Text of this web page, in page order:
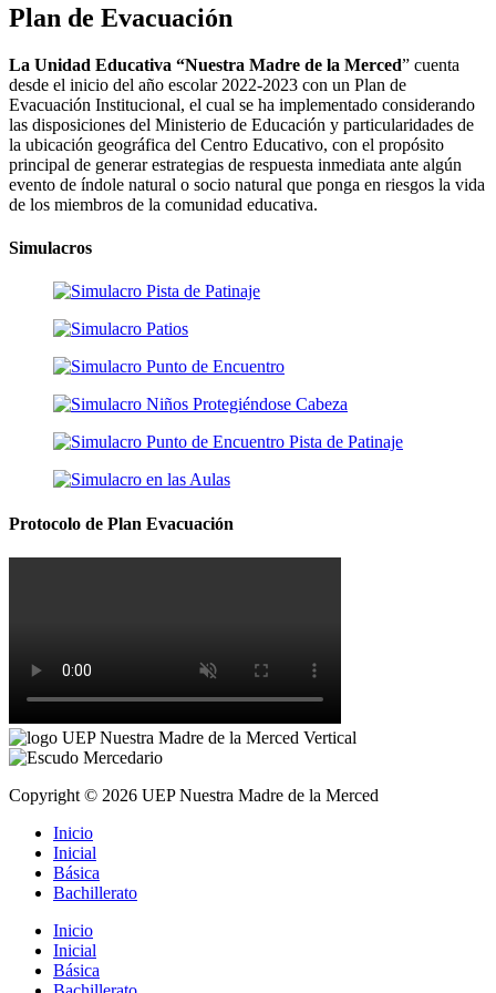
Plan de Evacuación
La Unidad Educativa “Nuestra Madre de la Merced” cuenta
desde el inicio del año escolar 2022-2023 con un Plan de
Evacuación Institucional, el cual se ha implementado considerando
las disposiciones del Ministerio de Educación y particularidades de
la ubicación geográfica del Centro Educativo, con el propósito
principal de generar estrategias de respuesta inmediata ante algún
evento de índole natural o socio natural que ponga en riesgos la vida
de los miembros de la comunidad educativa.
Simulacros
Protocolo de Plan Evacuación
Copyright © 2026 UEP Nuestra Madre de la Merced
Inicio
Inicial
Básica
Bachillerato
Inicio
Inicial
Básica